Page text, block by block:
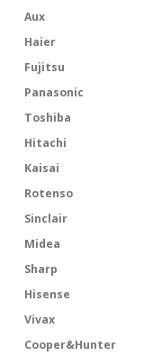
Aux
Haier
Fujitsu
Panasonic
Toshiba
Hitachi
Kaisai
Rotenso
Sinclair
Midea
Sharp
Hisense
Vivax
Cooper&Hunter